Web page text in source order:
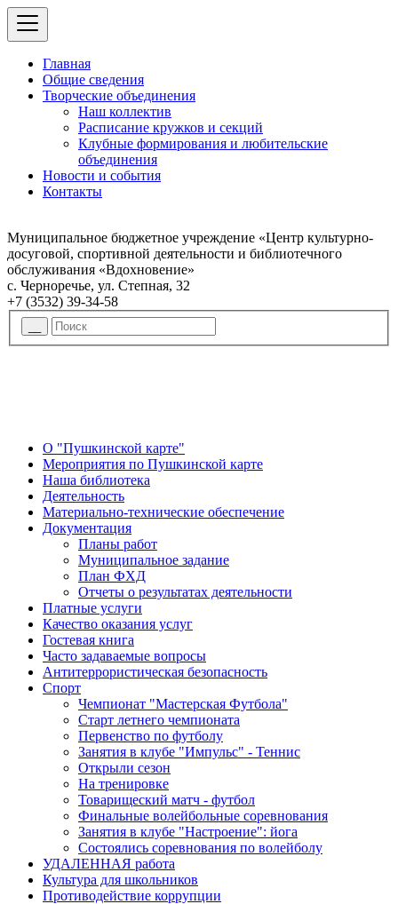
Главная
Общие сведения
Творческие объединения
Наш коллектив
Расписание кружков и секций
Клубные формирования и любительские
объединения
Новости и события
Контакты
Муниципальное бюджетное учреждение «Центр культурно-
досуговой, спортивной деятельности и библиотечного
обслуживания «Вдохновение»
с. Черноречье, ул. Степная, 32
+7 (3532) 39-34-58
О "Пушкинской карте"
Мероприятия по Пушкинской карте
Наша библиотека
Деятельность
Материально-технические обеспечение
Документация
Планы работ
Муниципальное задание
План ФХД
Отчеты о результатах деятельности
Платные услуги
Качество оказания услуг
Гостевая книга
Часто задаваемые вопросы
Антитеррористическая безопасность
Спорт
Чемпионат "Мастерская Футбола"
Старт летнего чемпионата
Первенство по футболу
Занятия в клубе "Импульс" - Теннис
Открыли сезон
На тренировке
Товарищеский матч - футбол
Финальные волейбольные соревнования
Занятия в клубе "Настроение": йога
Состоялись соревнования по волейболу
УДАЛЕННАЯ работа
Культура для школьников
Противодействие коррупции